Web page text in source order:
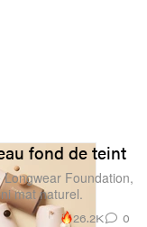
fond de teint
Foundation,
mat naturel.
26.2K 0